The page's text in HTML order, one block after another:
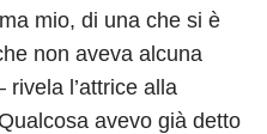
mio, di una che si è
non aveva alcuna
l’attrice alla
avevo già detto